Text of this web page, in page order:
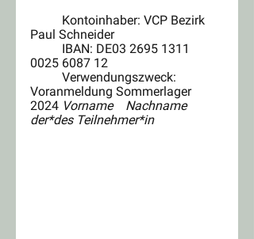
Paul Schneider
0025 6087 12
Voranmeldung Sommerlager
2024 Vorname    Nachname
der*des Teilnehmer*in